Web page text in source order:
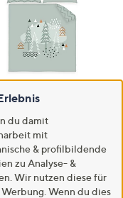
Forest Baumwoll
Einzelbett, 2tlg.
Warenkorb
du damit
mit
& profilbildende
zu Analyse- &
Wir nutzen diese für
Wenn du dies